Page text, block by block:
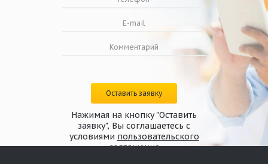
Оставить заявку
Нажимая на кнопку "Оставить
заявку", Вы соглашаетесь с
условиями пользовательского
соглашения